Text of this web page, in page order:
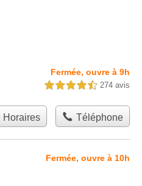
Fermée, ouvre à 9h
4,5 étoiles sur 5 274 avis
Horaires Téléphone
Fermée, ouvre à 10h